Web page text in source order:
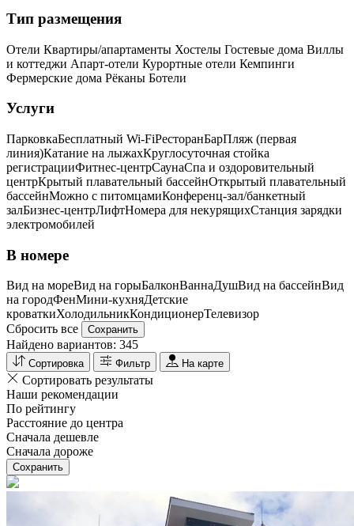
Тип размещения
Отели Квартиры/апартаменты Хостелы Гостевые дома Виллы
и коттеджи Апарт-отели Курортные отели Кемпинги
Фермерские дома Рёканы Ботели
Услуги
ПарковкаБесплатный Wi-FiРесторанБарПляж (первая
линия)Катание на лыжахКруглосуточная стойка
регистрацииФитнес-центрСаунаСпа и оздоровительный
центрКрытый плавательный бассейнОткрытый плавательный
бассейнМожно с питомцамиКонференц-зал/банкетный
залБизнес-центрЛифтНомера для некурящихCтанция зарядки
электромобилей
В номере
Вид на мореВид на горыБалконВаннаДушВид на бассейнВид
на городФенМини-кухняДетские
кроваткиХолодильникКондиционерТелевизор
Сбросить все
Сохранить
Найдено вариантов: 345
Сортировка Фильтр На карте
Сортировать результаты
Наши рекомендации
По рейтингу
Расстояние до центра
Сначала дешевле
Сначала дороже
Сохранить